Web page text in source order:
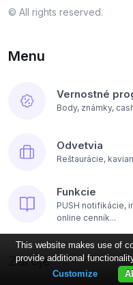
© All rights reserved.
Menu
Vernostné
Body, známky,
Odvetvia
Reštaurácie,
Funkcie
PUSH notifikácie,
online cenník...
Zdroje
This website makes use of
provide additional
Customize